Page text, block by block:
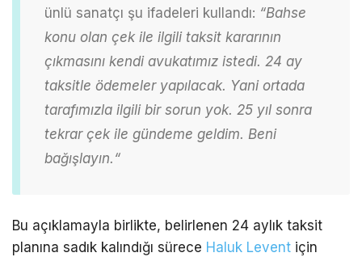
ünlü sanatçı şu ifadeleri kullandı: “Bahse
konu olan çek ile ilgili taksit kararının
çıkmasını kendi avukatımız istedi. 24 ay
taksitle ödemeler yapılacak. Yani ortada
tarafımızla ilgili bir sorun yok. 25 yıl sonra
tekrar çek ile gündeme geldim. Beni
bağışlayın. “
Bu açıklamayla birlikte, belirlenen 24 aylık taksit
planına sadık kalındığı sürece Haluk Levent için